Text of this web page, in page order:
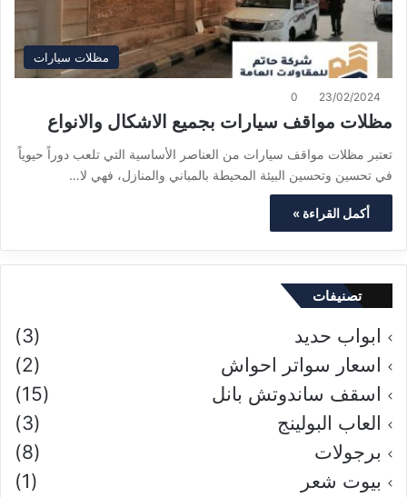
مظلات سيارات
23/02/2024
0
مظلات مواقف سيارات بجميع الاشكال والانواع
تعتبر مظلات مواقف سيارات من العناصر الأساسية التي تلعب دوراً حيوياً
في تحسين وتحسين البيئة المحيطة بالمباني والمنازل، فهي لا…
أكمل القراءة »
تصنيفات
ابواب حديد
(3)
اسعار سواتر احواش
(2)
اسقف ساندوتش بانل
(15)
العاب البولينج
(3)
برجولات
(8)
بيوت شعر
(1)